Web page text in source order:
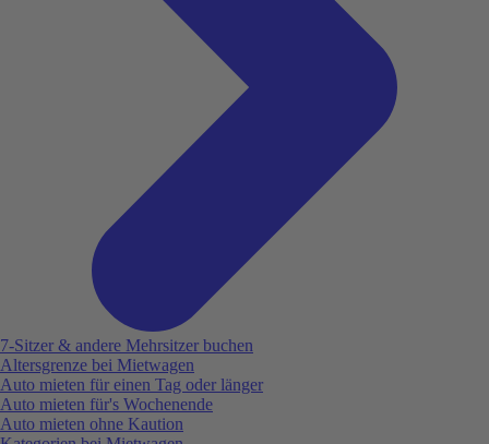
7-Sitzer & andere Mehrsitzer buchen
Altersgrenze bei Mietwagen
Auto mieten für einen Tag oder länger
Auto mieten für's Wochenende
Auto mieten ohne Kaution